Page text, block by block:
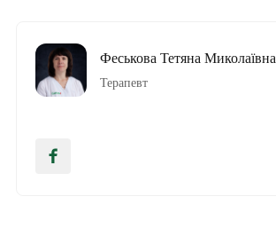
Феськова Тетяна Миколаївна
Терапевт